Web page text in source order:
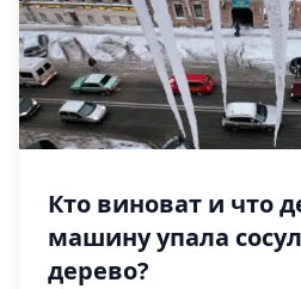
Кто виноват и что
машину упала
дерево?